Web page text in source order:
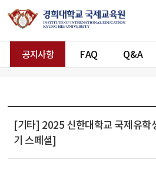
공지사항 FAQ Q&A
[기타] 2025 신한대학교 국제유
기 스페셜]